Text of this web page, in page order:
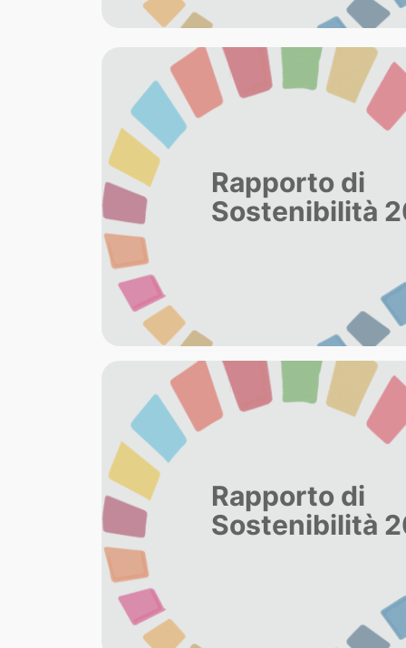
Rapporto di
Sostenibilità
Rapporto di
Sostenibilità